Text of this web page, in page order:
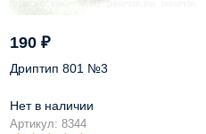
190₽
Дриптип 801 №3
Нет в наличии
Артикул: 8344